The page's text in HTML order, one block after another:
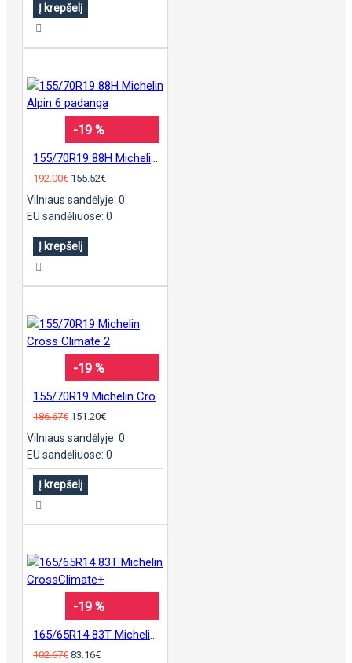
Į krepšelį
-19 %
192.00€ 155.52€
Vilniaus sandėlyje: 0
EU sandėliuose: 0
Į krepšelį
-19 %
186.67€ 151.20€
Vilniaus sandėlyje: 0
EU sandėliuose: 0
Į krepšelį
-19 %
102.67€ 83.16€